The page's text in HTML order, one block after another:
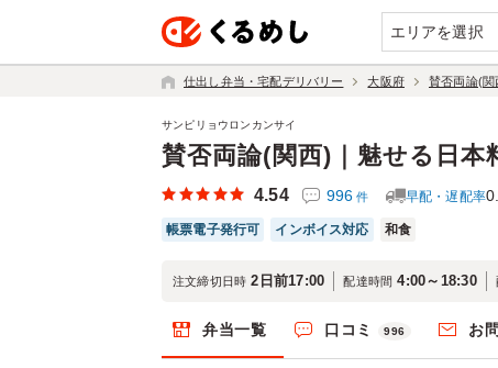
エリアを選択
仕出し弁当・宅配デリバリー 大阪府 賛否両論(関
賛否両論(関西)｜魅せる日本
サンピリョウロンカンサイ
4.54 996 件 早配・遅配率
帳票電子発行可 インボイス対応 和食
注文締切日時 2日前17:00 配達時間 4:00～18:30
弁当一覧 口コミ 996 お